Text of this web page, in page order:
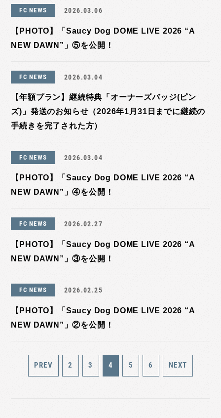
FC NEWS 2026.03.06
【PHOTO】「Saucy Dog DOME LIVE 2026 “A
NEW DAWN”」⑤を公開！
FC NEWS 2026.03.04
【年額プラン】継続特典「オーナーズバッジ(ピン
ズ)」発送のお知らせ（2026年1月31日までに継続の
手続きを完了された方）
FC NEWS 2026.03.04
【PHOTO】「Saucy Dog DOME LIVE 2026 “A
NEW DAWN”」④を公開！
FC NEWS 2026.02.27
【PHOTO】「Saucy Dog DOME LIVE 2026 “A
NEW DAWN”」③を公開！
FC NEWS 2026.02.25
【PHOTO】「Saucy Dog DOME LIVE 2026 “A
NEW DAWN”」②を公開！
PREV 2 3 4 5 6 NEXT